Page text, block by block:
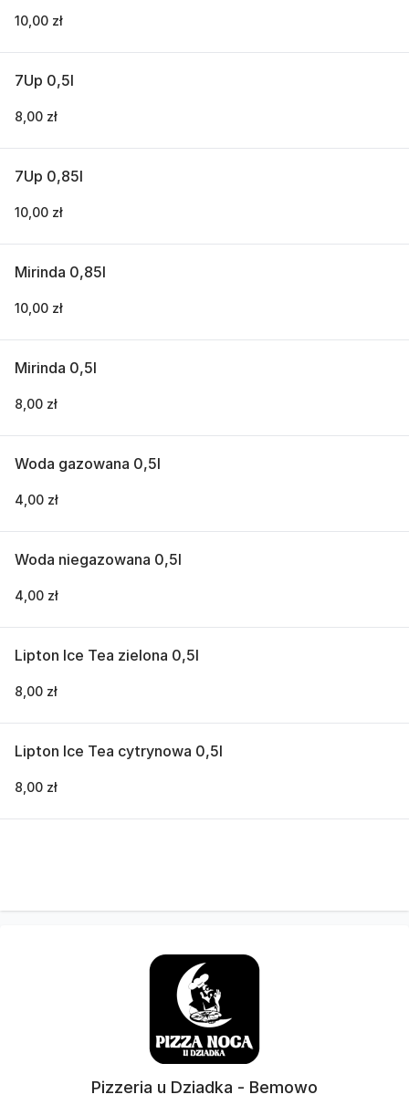
10,00 zł
7Up 0,5l
8,00 zł
7Up 0,85l
10,00 zł
Mirinda 0,85l
10,00 zł
Mirinda 0,5l
8,00 zł
Woda gazowana 0,5l
4,00 zł
Woda niegazowana 0,5l
4,00 zł
Lipton Ice Tea zielona 0,5l
8,00 zł
Lipton Ice Tea cytrynowa 0,5l
8,00 zł
Pizzeria u Dziadka - Bemowo